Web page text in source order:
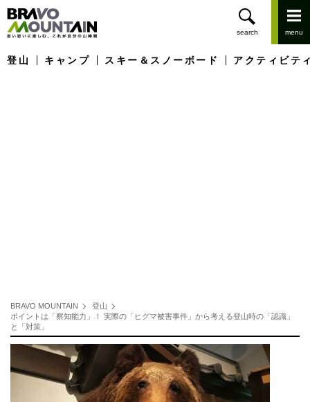
登山 キャンプ スキー＆スノーボード アクティビテ
BRAVO MOUNTAIN
登山
ポイントは「察知能力」！ 実際の「ヒグマ被害事件」から考える登山時の「認識」
と「対策」